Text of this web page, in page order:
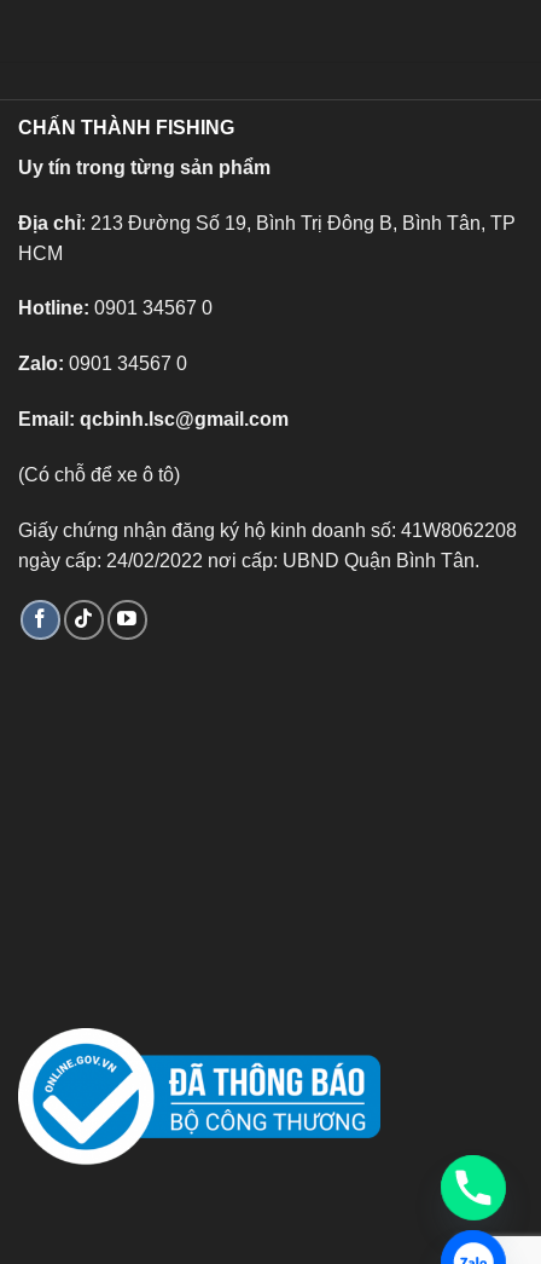
CHẤN THÀNH FISHING
Uy tín trong từng sản phẩm
Địa chỉ: 213 Đường Số 19, Bình Trị Đông B, Bình Tân, TP
HCM
Hotline: 0901 34567 0
Zalo: 0901 34567 0
Email: qcbinh.lsc@gmail.com
(Có chỗ để xe ô tô)
Giấy chứng nhận đăng ký hộ kinh doanh số: 41W8062208
ngày cấp: 24/02/2022 nơi cấp: UBND Quận Bình Tân.